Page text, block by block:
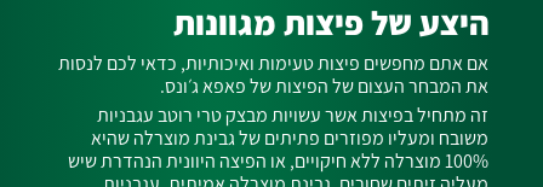
היצע של פיצות מגוונות
אם אתם מחפשים פיצות טעימות ואיכותיות, כדאי לכם לנסות
את המבחר העצום של הפיצות של פאפא ג׳ונס.
זה מתחיל בפיצות אשר עשויות מבצק טרי רוטב עגבניות
משובח ומעליו מפוזרים פתיתים של גבינת מוצרלה שהיא
100% מוצרלה ללא חיקויים, או הפיצה היוונית הנהדרת שיש